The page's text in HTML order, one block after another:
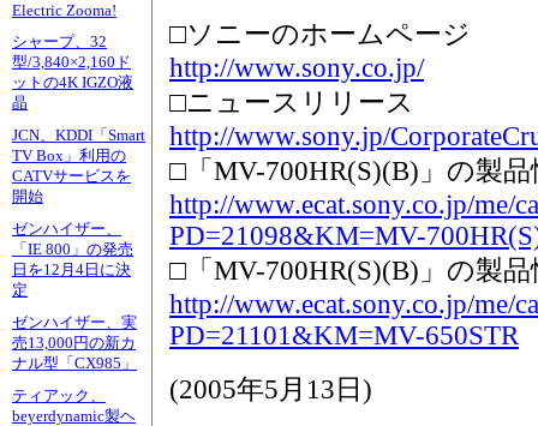
Electric Zooma!
シャープ、32
型/3,840×2,160ド
ットの4K IGZO液
晶
JCN、KDDI「Smart
TV Box」利用の
CATVサービスを
開始
ゼンハイザー、
「IE 800」の発売
日を12月4日に決
定
ゼンハイザー、実
売13,000円の新カ
ナル型「CX985」
ティアック、
beyerdynamic製ヘ
□ソニーのホームページ
http://www.sony.co.jp/
□ニュースリリース
http://www.sony.jp/
□「MV-700HR(S)(B)」の製品
http://www.ecat.sony.co.jp/me/
PD=21098&KM=MV-
□「MV-700HR(S)(B)」の製品
http://www.ecat.sony.co.jp/me/
PD=21101&KM=MV-650STR
(2005年5月13日 )